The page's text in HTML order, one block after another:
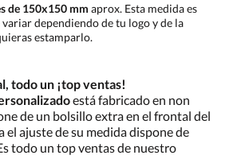
de 150x150 mm aprox. Esta medida es
dependiendo de tu logo y de la
estamparlo.
todo un ¡top ventas!
está fabricado en non
de un bolsillo extra en el frontal del
el ajuste de su medida dispone de
todo un top ventas de nuestro